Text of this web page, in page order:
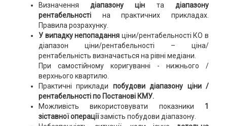
Визначеннядіапазону цін тадіапазону
рентабельності на практичних прикладах.
Правила розрахунку.
У випадку непопадання ціни/рентабельності КО в
діапазон ціни/рентабельності – ціна/
рентабельність визначається на рівні медіани.
При самостійному коригуванні - нижнього /
верхнього квартилю.
Практичні приклади побудови діапазону ціни /
рентабельності по Постанові КМУ.
Можливість використовувати показники 1
зіставної операціїзамість побудови діапазону.